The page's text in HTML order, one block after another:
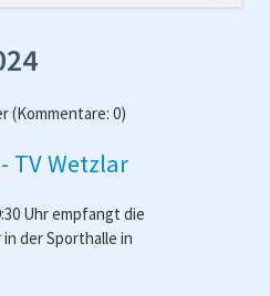
(Kommentare: 0)
TV Wetzlar
Uhr empfangt die
der Sporthalle in